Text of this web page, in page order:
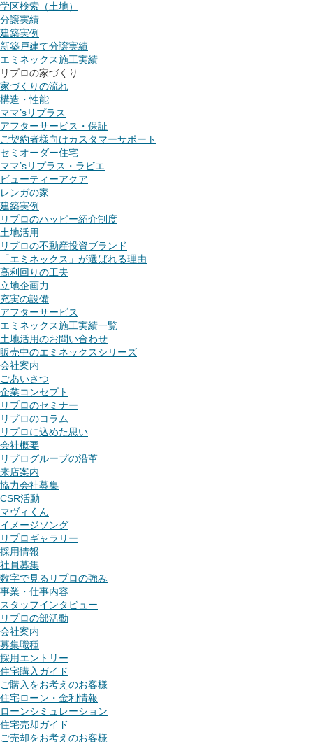
学区検索（土地）
分譲実績
建築実例
新築戸建て分譲実績
エミネックス施工実績
リプロの家づくり
家づくりの流れ
構造・性能
ママ’sリプラス
アフターサービス・保証
ご契約者様向けカスタマーサポート
セミオーダー住宅
ママ’sリプラス・ラビエ
ビューティーアクア
レンガの家
建築実例
リプロのハッピー紹介制度
土地活用
リプロの不動産投資ブランド
「エミネックス」が選ばれる理由
高利回りの工夫
立地企画力
充実の設備
アフターサービス
エミネックス施工実績一覧
土地活用のお問い合わせ
販売中のエミネックスシリーズ
会社案内
ごあいさつ
企業コンセプト
リプロのセミナー
リプロのコラム
リプロに込めた思い
会社概要
リプログループの沿革
来店案内
協力会社募集
CSR活動
マヴィくん
イメージソング
リプロギャラリー
採用情報
社員募集
数字で見るリプロの強み
事業・仕事内容
スタッフインタビュー
リプロの部活動
会社案内
募集職種
採用エントリー
住宅購入ガイド
ご購入をお考えのお客様
住宅ローン・金利情報
ローンシミュレーション
住宅売却ガイド
ご売却をお考えのお客様